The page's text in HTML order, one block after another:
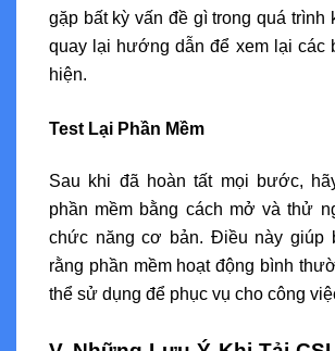
gặp bất kỳ vấn đề gì trong quá trình
quay lại hướng dẫn để xem lại các
hiện.
Test Lại Phần Mềm
Sau khi đã hoàn tất mọi bước,
phần mềm bằng cách mở và thử
chức năng cơ bản. Điều này giúp
rằng phần mềm hoạt động bình
thể sử dụng để phục vụ cho công